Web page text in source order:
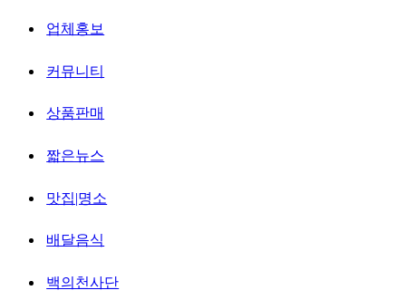
업체홍보
커뮤니티
상품판매
짧은뉴스
맛집|명소
배달음식
백의천사단